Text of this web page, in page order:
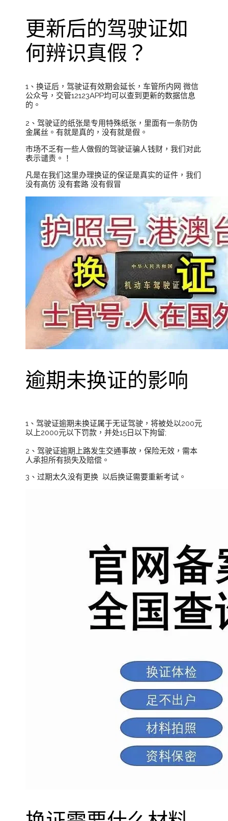
更新后的驾驶证如
何辨识真假？
1、换证后，驾驶证有效期会延长，车管所内网 微信
公众号，交管12123APP均可以查到更新的数据信息
的。
2、驾驶证的纸张是专用特殊纸张，里面有一条防伪
金属丝。有就是真的，没有就是假。
市场不乏有一些人做假的驾驶证骗人钱财，我们对此
表示谴责。！
凡是在我们这里办理换证的保证是真实的证件，我们
没有高仿 没有套路 没有假冒
逾期未换证的影响
1、驾驶证逾期未换证属于无证驾驶，将被处以200元
以上2000元以下罚款，并处15日以下拘留;
2、驾驶证逾期上路发生交通事故，保险无效，需本
人承担所有损失及赔偿。
3、过期太久没有更换 以后换证需要重新考试。